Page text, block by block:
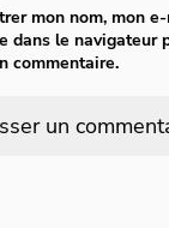
mon nom, mon
dans le navigateur
commentaire.